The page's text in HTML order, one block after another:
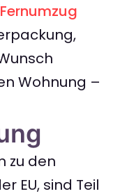
Fernumzug
Wohnung –
zu den
EU, sind Teil